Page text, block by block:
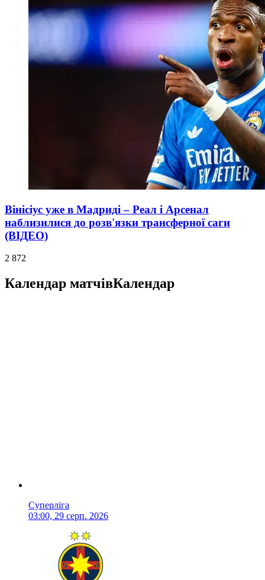
Вінісіус уже в Мадриді – Реал і Арсенал
наблизилися до розв'язки трансферної саги
(ВІДЕО)
2 872
Календар матчівКалендар
Суперліга
03:00, 29 серп. 2026